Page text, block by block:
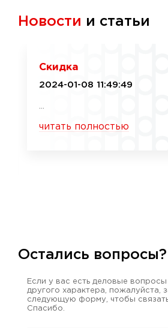
Новости и статьи
Скидка
2024-01-08 11:49:49
читать полностью
Остались вопросы?
Если у вас есть деловые
другого характера, пожалуйста,
следующую форму, чтобы
Спасибо.